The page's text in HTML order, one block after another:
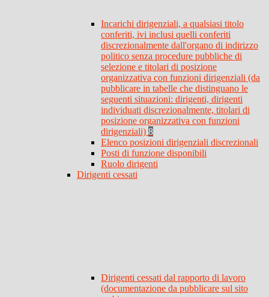
Incarichi dirigenziali, a qualsiasi titolo
conferiti, ivi inclusi quelli conferiti
discrezionalmente dall'organo di indirizzo
politico senza procedure pubbliche di
selezione e titolari di posizione
organizzativa con funzioni dirigenziali (da
pubblicare in tabelle che distinguano le
seguenti situazioni: dirigenti, dirigenti
individuati discrezionalmente, titolari di
posizione organizzativa con funzioni
dirigenziali) 8
Elenco posizioni dirigenziali discrezionali
Posti di funzione disponibili
Ruolo dirigenti
Dirigenti cessati
Dirigenti cessati dal rapporto di lavoro
(documentazione da pubblicare sul sito